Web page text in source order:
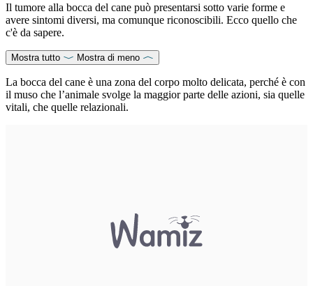
Il tumore alla bocca del cane può presentarsi sotto varie forme e
avere sintomi diversi, ma comunque riconoscibili. Ecco quello che
c'è da sapere.
Mostra tutto Mostra di meno
La bocca del cane è una zona del corpo molto delicata, perché è con
il muso che l’animale svolge la maggior parte delle azioni, sia quelle
vitali, che quelle relazionali.